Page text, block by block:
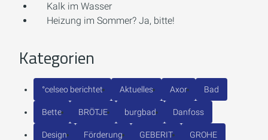
Kalk im Wasser
Heizung im Sommer? Ja, bitte!
Kategorien
°celseo berichtet Aktuelles Axor Bad
Bette BRÖTJE burgbad Danfoss
Design Förderung GEBERIT GROHE